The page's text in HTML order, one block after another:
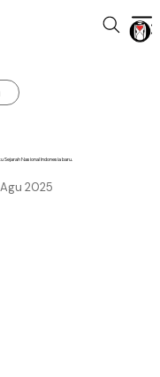
Nasional Indonesia baru.
Agu 2025